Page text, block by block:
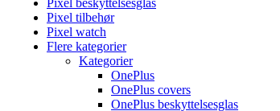
Pixel beskyttelsesglas
Pixel tilbehør
Pixel watch
Flere kategorier
Kategorier
OnePlus
OnePlus covers
OnePlus beskyttelsesglas